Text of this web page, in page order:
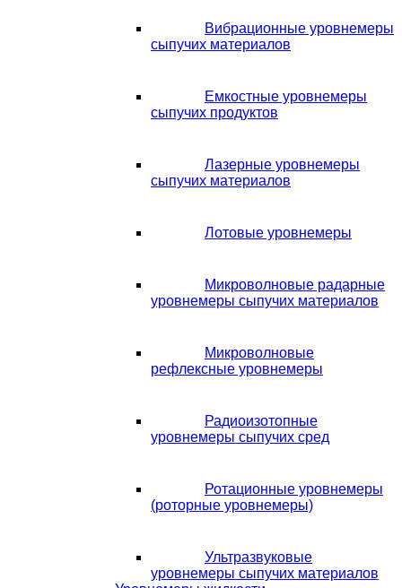
Вибрационные уровнемеры
сыпучих материалов
Емкостные уровнемеры
сыпучих продуктов
Лазерные уровнемеры
сыпучих материалов
Лотовые уровнемеры
Микроволновые радарные
уровнемеры сыпучих материалов
Микроволновые
рефлексные уровнемеры
Радиоизотопные
уровнемеры сыпучих сред
Ротационные уровнемеры
(роторные уровнемеры)
Ультразвуковые
уровнемеры сыпучих материалов